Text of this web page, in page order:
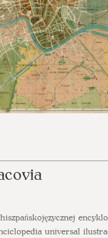
universal